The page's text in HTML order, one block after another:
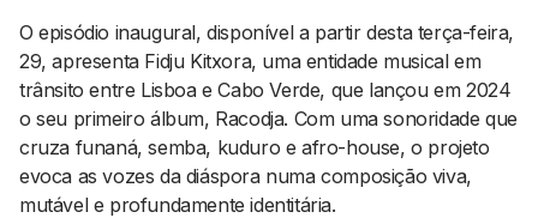
O episódio inaugural, disponível a partir desta terça-feira,
29, apresenta Fidju Kitxora, uma entidade musical em
trânsito entre Lisboa e Cabo Verde, que lançou em 2024
o seu primeiro álbum, Racodja. Com uma sonoridade que
cruza funaná, semba, kuduro e afro-house, o projeto
evoca as vozes da diáspora numa composição viva,
mutável e profundamente identitária.